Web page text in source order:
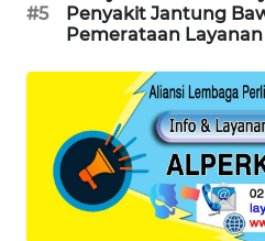
#5
Penyakit Jantung
Pemerataan
NEWS
SITUNGIR
NEWS
SIDIKALANG